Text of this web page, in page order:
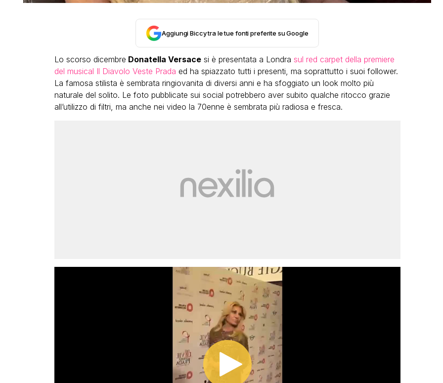
Aggiungi Biccy tra le tue fonti preferite su Google
Lo scorso dicembre Donatella Versacesi è presentata a Londra sul red carpet della premiere
del musical Il Diavolo Veste Prada ed ha spiazzato tutti i presenti, ma soprattutto i suoi follower.
La famosa stilista è sembrata ringiovanita di diversi anni e ha sfoggiato un look molto più
naturale del solito. Le foto pubblicate sui social potrebbero aver subito qualche ritocco grazie
all’utilizzo di filtri, ma anche nei video la 70enne è sembrata più radiosa e fresca.